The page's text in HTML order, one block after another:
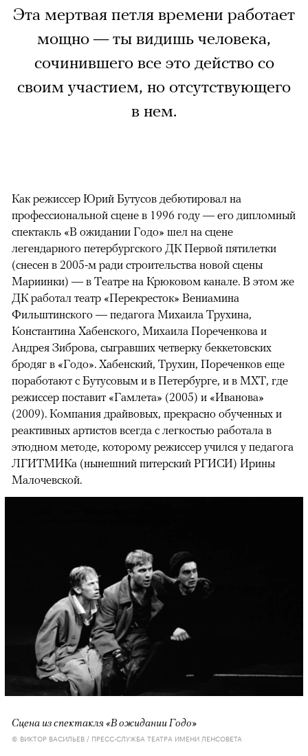
Эта мертвая петля времени работает
мощно — ты видишь человека,
сочинившего все это действо со
своим участием, но отсутствующего
в нем.
Как режиссер Юрий Бутусов дебютировал на
профессиональной сцене в 1996 году — его дипломный
спектакль «В ожидании Годо» шел на сцене
легендарного петербургского ДК Первой пятилетки
(снесен в 2005-м ради строительства новой сцены
Мариинки) — в Театре на Крюковом канале. В этом же
ДК работал театр «Перекресток» Вениамина
Фильштинского — педагога Михаила Трухина,
Константина Хабенского, Михаила Пореченкова и
Андрея Зиброва, сыгравших четверку беккетовских
бродяг в «Годо». Хабенский, Трухин, Пореченков еще
поработают с Бутусовым и в Петербурге, и в МХТ, где
режиссер поставит «Гамлета» (2005) и «Иванова»
(2009). Компания драйвовых, прекрасно обученных и
реактивных артистов всегда с легкостью работала в
этюдном методе, которому режиссер учился у педагога
ЛГИТМИКа (нынешний питерский РГИСИ) Ирины
Малочевской.
Сцена из спектакля «В ожидании Годо»
© ВИКТОР ВАСИЛЬЕВ / ПРЕСС-СЛУЖБА ТЕАТРА ИМЕНИ ЛЕНСОВЕТА